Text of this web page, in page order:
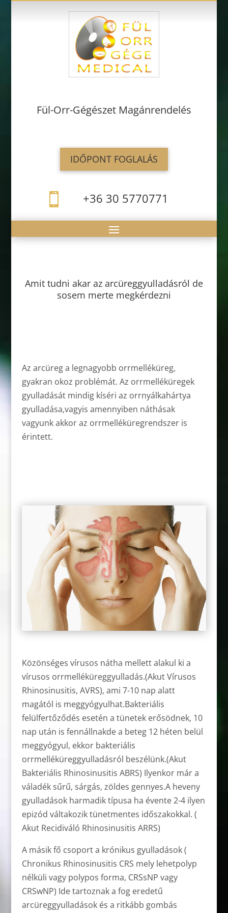
Fül-Orr-Gégészet Magánrendelés
IDŐPONT FOGLALÁS
 +36 30 5770771
Amit tudni akar az arcüreggyulladásról de
sosem merte megkérdezni
Az arcüreg a legnagyobb orrmelléküreg,
gyakran okoz problémát. Az orrmelléküregek
gyulladását mindig kíséri az orrnyálkahártya
gyulladása,vagyis amennyiben náthásak
vagyunk akkor az orrmelléküregrendszer is
érintett.
Közönséges vírusos nátha mellett alakul ki a
vírusos orrmelléküreggyulladás.(Akut Vírusos
Rhinosinusitis, AVRS), ami 7-10 nap alatt
magától is meggyógyulhat.Bakteriális
felülfertőződés esetén a tünetek erősödnek, 10
nap után is fennállnakde a beteg 12 héten belül
meggyógyul, ekkor bakteriális
orrmelléküreggyulladásról beszélünk.(Akut
Bakteriális Rhinosinusitis ABRS) Ilyenkor már a
váladék sűrű, sárgás, zöldes gennyes.A heveny
gyulladások harmadik típusa ha évente 2-4 ilyen
epizód váltakozik tünetmentes időszakokkal. (
Akut Recidiváló Rhinosinusitis ARRS)
A másik fő csoport a krónikus gyulladások (
Chronikus Rhinosinusitis CRS mely lehetpolyp
nélküli vagy polypos forma, CRSsNP vagy
CRSwNP) Ide tartoznak a fog eredetű
arcüreggyulladások és a ritkább gombás